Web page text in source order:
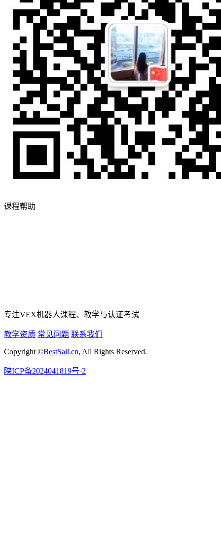
课程帮助
专注VEX机器人课程、教学与认证考试
教学资质 常见问题 联系我们
Copyright ©BestSail.cn, All Rights Reserved.
陕ICP备2024041819号-2